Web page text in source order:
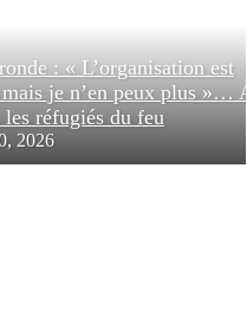
: « L’organisation est
je n’en peux plus »… A
réfugiés du feu
2026